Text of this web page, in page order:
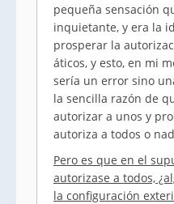
pequeña sensación
inquietante, y era la
prosperar la
áticos, y esto, en mi
sería un error sino
la sencilla razón de
autorizar a unos y
autoriza a todos o
Pero es que en el
autorizase a todos,
la configuración